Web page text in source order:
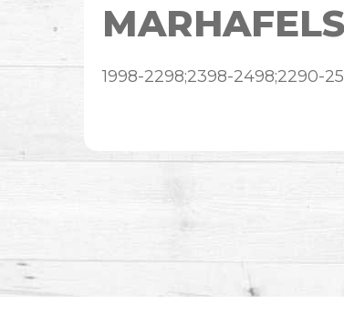
1998-2298;2398-2498;2290-